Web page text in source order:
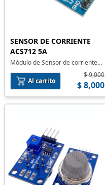
SENSOR DE CORRIENTE
ACS712 5A
Módulo de Sensor de corriente
ACS712 5A
Al carrito
$ 9,000
$ 8,000